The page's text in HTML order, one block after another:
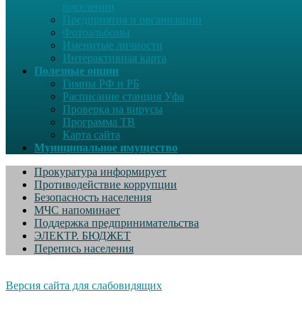
поселении
Предприятия и организации
Фотоальбомы
Именитые личности
Интерактивная карта
Полезные опции
Гимны РФ и РБ
Расписание станция Уфа
Проверка на вирусы
Программа ТВ
Карта сайта
Муниципальное имущество
Прокуратура информирует
Противодействие коррупции
Безопасность населения
МЧС напоминает
Поддержка предпринимательства
ЭЛЕКТР. БЮДЖЕТ
Перепись населения
Версия сайта для слабовидящих